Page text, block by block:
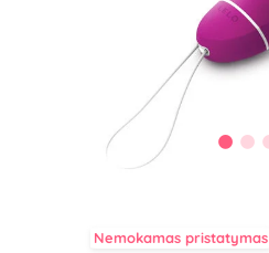
Nemokamas pristatymas